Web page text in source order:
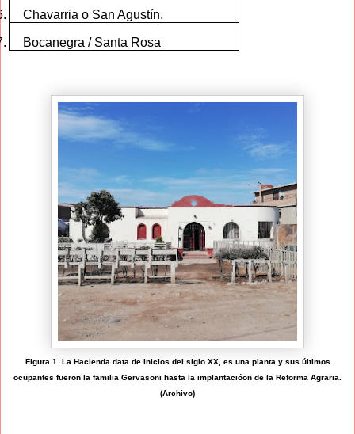
Chavarria o San Agustín.
Bocanegra / Santa Rosa
Figura 1. La Hacienda data de inicios del siglo XX, es una planta y sus últimos
ocupantes fueron la familia Gervasoni hasta la implantacióon de la Reforma Agraria.
(Archivo)